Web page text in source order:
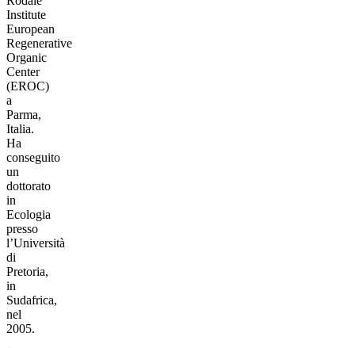
Institute
European
Regenerative
Organic
Center
(EROC)
a
Parma,
Italia.
Ha
conseguito
un
dottorato
in
Ecologia
presso
l’Università
di
Pretoria,
in
Sudafrica,
nel
2005.